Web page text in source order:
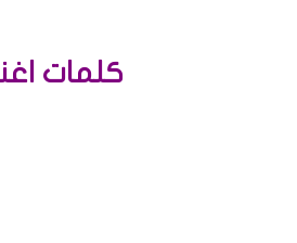
كلمات